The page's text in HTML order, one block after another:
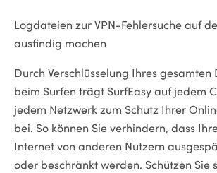
Logdateien zur VPN-Fehlersuche auf
ausfindig machen
Durch Verschlüsselung Ihres
beim Surfen trägt SurfEasy auf jedem
jedem Netzwerk zum Schutz Ihrer
bei. So können Sie verhindern, dass
Internet von anderen Nutzern
oder beschränkt werden. Schützen Sie